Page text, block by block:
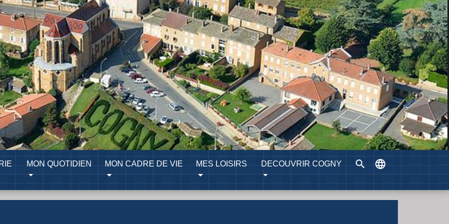
MON QUOTIDIEN MON CADRE DE VIE MES LOISIRS DECOUVRIR COGNY search language